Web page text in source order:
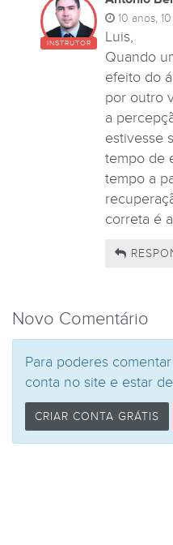
INSTRUTOR
10 anos,
Luis,
Quando
efeito do
por outro
a
estivesse
tempo de
tempo a
correta é
Novo Comentário
Para poderes
conta no site e estar
CRIAR CONTA GRÁTIS